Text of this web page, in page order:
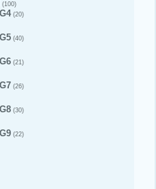
(100)
(20)
(40)
(21)
(26)
(30)
(22)